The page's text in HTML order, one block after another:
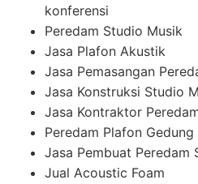
konferensi
Peredam Studio Musik
Jasa Plafon Akustik
Jasa Pemasangan
Jasa Konstruksi Studio
Jasa Kontraktor
Peredam Plafon
Jasa Pembuat Peredam
Jual Acoustic Foam